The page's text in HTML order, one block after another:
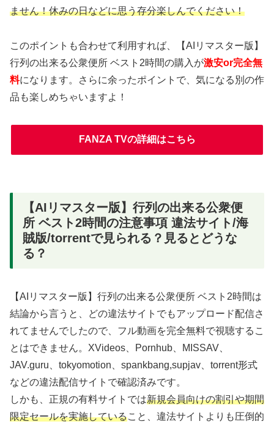
ません！休みの日などに思う存分楽しんでください！
このポイントも合わせて利用すれば、【AIリマスター版】
行列の出来る公衆便所 ベスト2時間の購入が激安or完全無
料になります。さらに余ったポイントで、気になる別の作
品も楽しめちゃいますよ！
FANZA TVの詳細はこちら
【AIリマスター版】行列の出来る公衆便
所 ベスト2時間の注意事項 違法サイト/海
賊版/torrentで見られる？見るとどうな
る？
【AIリマスター版】行列の出来る公衆便所 ベスト2時間は
結論から言うと、どの違法サイトでもアップロード配信さ
れてませんでしたので、フル動画を完全無料で視聴するこ
とはできません。XVideos、Pornhub、MISSAV、
JAV.guru、tokyomotion、spankbang,supjav、torrent形式
などの違法配信サイトで確認済みです。
しかも、正規の有料サイトでは新規会員向けの割引や期間
限定セールを実施していること、違法サイトよりも圧倒的